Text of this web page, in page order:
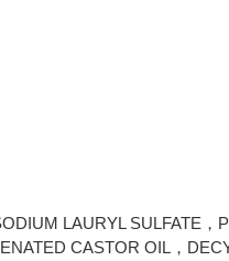
LAURYL SULFATE
CASTOR OIL，